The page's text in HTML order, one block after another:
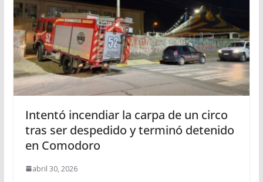
Intentó incendiar la carpa de un circo
tras ser despedido y terminó detenido
en Comodoro
abril 30, 2026